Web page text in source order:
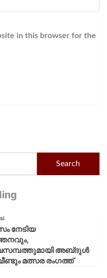
in this browser for the
Search
നേടിയ
അബ്‌ദുൾ
മത്സര രംഗത്ത്